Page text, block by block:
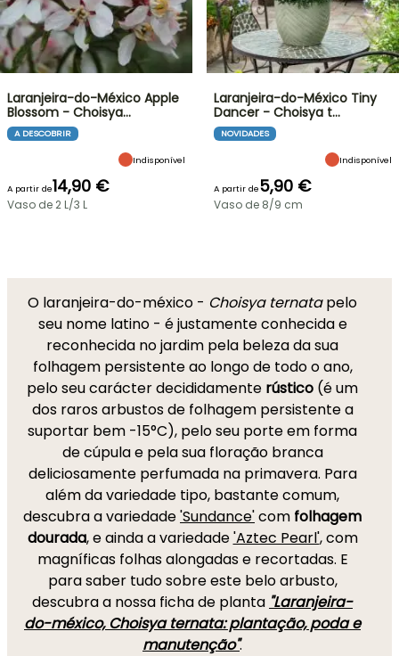
Laranjeira-do-México Apple
Blossom - Choisya…
A DESCOBRIR
Indisponível
A partir de14,90 €
Vaso de 2 L/3 L
Laranjeira-do-México Tiny
Dancer - Choisya t…
NOVIDADES
Indisponível
A partir de5,90 €
Vaso de 8/9 cm
O laranjeira-do-méxico - Choisya ternatapelo
seu nome latino - é justamente conhecida e
reconhecida no jardim pela beleza da sua
folhagem persistente ao longo de todo o ano,
pelo seu carácter decididamente rústico (é um
dos raros arbustos de folhagem persistente a
suportar bem -15°C), pelo seu porte em forma
de cúpula e pela sua floração branca
deliciosamente perfumada na primavera. Para
além da variedade tipo, bastante comum,
descubra a variedade'Sundance'com folhagem
dourada, e ainda a variedade'Aztec Pearl', com
magníficas folhas alongadas e recortadas. E
para saber tudo sobre este belo arbusto,
descubra a nossa ficha de planta "Laranjeira-
do-méxico, Choisya ternata: plantação, poda e
manutenção".